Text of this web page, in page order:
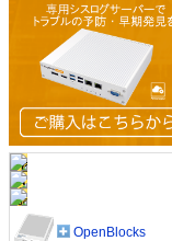
OpenBlocks